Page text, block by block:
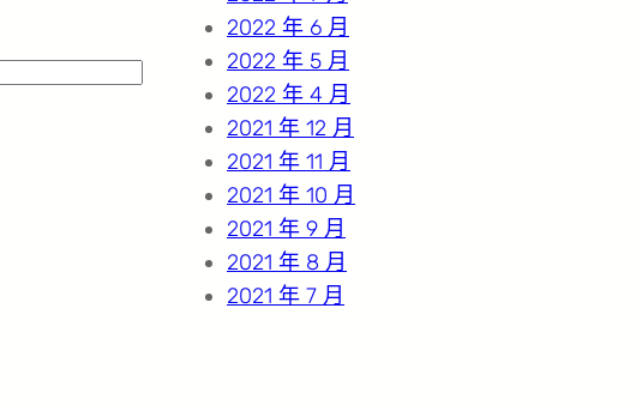
2022 年 6 月
2022 年 5 月
2022 年 4 月
2021 年 12 月
2021 年 11 月
2021 年 10 月
2021 年 9 月
2021 年 8 月
2021 年 7 月